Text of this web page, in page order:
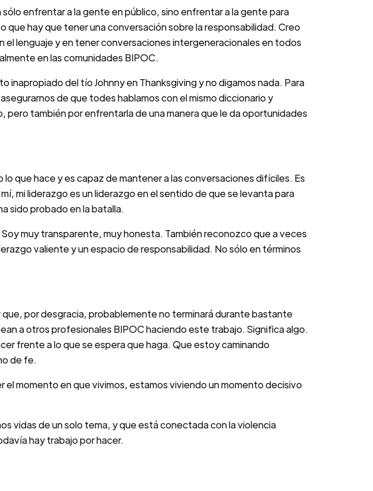
enfrentar a la gente en público, sino enfrentar a la gente para
hay que tener una conversación sobre la responsabilidad. Creo
lenguaje y en tener conversaciones intergeneracionales en todos
en las comunidades BIPOC.
del tío Johnny en Thanksgiving y no digamos nada. Para
de que todes hablamos con el mismo diccionario y
pero también por enfrentarla de una manera que le da oportunidades
que hace y es capaz de mantener a las conversaciones difíciles. Es
mi liderazgo es un liderazgo en el sentido de que se levanta para
sido probado en la batalla.
muy transparente, muy honesta. También reconozco que a veces
valiente y un espacio de responsabilidad. No sólo en términos
por desgracia, probablemente no terminará durante bastante
a otros profesionales BIPOC haciendo este trabajo. Significa algo.
frente a lo que se espera que haga. Que estoy caminando
de fe.
el momento en que vivimos, estamos viviendo un momento decisivo
vidas de un solo tema, y que está conectada con la violencia
hay trabajo por hacer.